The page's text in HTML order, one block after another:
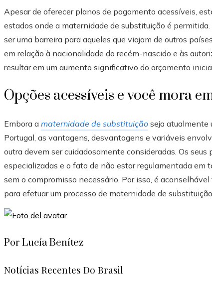
Apesar de oferecer planos de pagamento acessíveis,
estados onde a maternidade de substituição é
ser uma barreira para aqueles que viajam de outros
em relação à nacionalidade do recém-nascido e às
resultar em um aumento significativo do orçamento
Opções acessíveis e você mora
Embora a maternidade de substituição seja atualmente
Portugal, as vantagens, desvantagens e variáveis
outra devem ser cuidadosamente consideradas. Os
especializadas e o fato de não estar regulamentada em
sem o compromisso necessário. Por isso, é
para efetuar um processo de maternidade de
Por Lucía Benítez
Notícias Recentes Do Brasil